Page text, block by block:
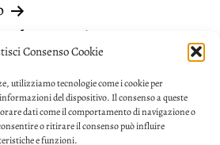
Consenso Cookie
utilizziamo tecnologie come i cookie per
del dispositivo. Il consenso a queste
dati come il comportamento di navigazione o
o ritirare il consenso può influire
e funzioni.
due nomi